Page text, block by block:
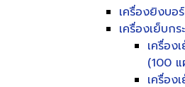
เครื่องยิงบอ
เครื่องเย็บกร
เครื่อง
(100
เครื่อง